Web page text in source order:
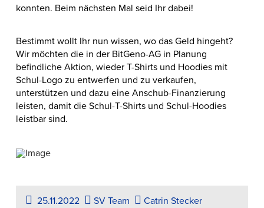
konnten. Beim nächsten Mal seid Ihr dabei!
Bestimmt wollt Ihr nun wissen, wo das Geld hingeht?
Wir möchten die in der BitGeno-AG in Planung
befindliche Aktion, wieder T-Shirts und Hoodies mit
Schul-Logo zu entwerfen und zu verkaufen,
unterstützen und dazu eine Anschub-Finanzierung
leisten, damit die Schul-T-Shirts und Schul-Hoodies
leistbar sind.
25.11.2022 SV Team Catrin Stecker